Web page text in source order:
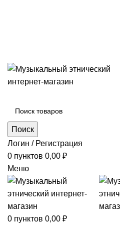
Поиск
Логин / Регистрация
0 пунктов 0,00 ₽
Меню
0 пунктов 0,00 ₽